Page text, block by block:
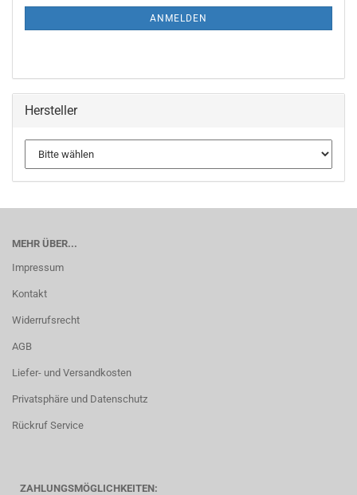
ANMELDEN
Hersteller
MEHR ÜBER...
Impressum
Kontakt
Widerrufsrecht
AGB
Liefer- und Versandkosten
Privatsphäre und Datenschutz
Rückruf Service
ZAHLUNGSMÖGLICHKEITEN: